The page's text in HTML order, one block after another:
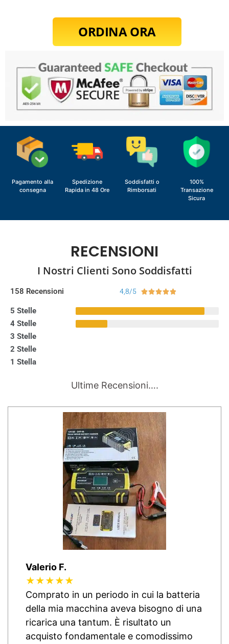
ORDINA ORA
Pagamento alla
consegna
Spedizione
Rapida in 48 Ore
Soddisfatti o
Rimborsati
100%
Transazione
Sicura
RECENSIONI
I Nostri Clienti Sono Soddisfatti
158 Recensioni 4,8/5 
5 Stelle
4 Stelle
3 Stelle
2 Stelle
1 Stella
Ultime Recensioni….
Valerio F.
★★★★★
Comprato in un periodo in cui la batteria
della mia macchina aveva bisogno di una
ricarica una tantum. È risultato un
acquisto fondamentale e comodissimo